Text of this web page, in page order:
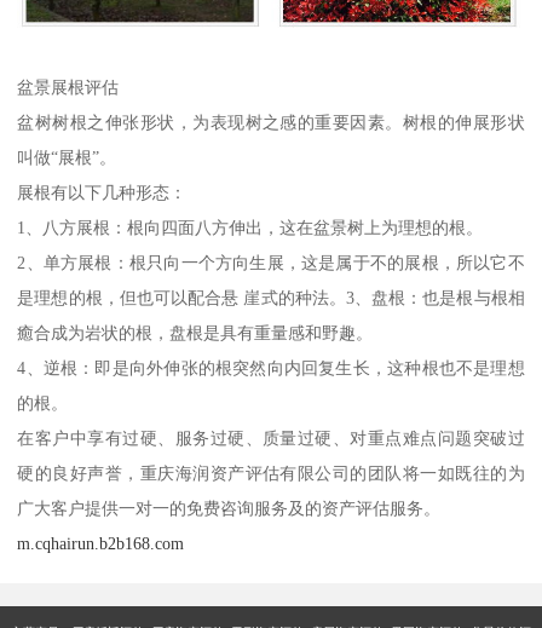
盆景展根评估
盆树树根之伸张形状，为表现树之感的重要因素。树根的伸展形状
叫做“展根”。
展根有以下几种形态：
1、八方展根：根向四面八方伸出，这在盆景树上为理想的根。
2、单方展根：根只向一个方向生展，这是属于不的展根，所以它不
是理想的根，但也可以配合悬 崖式的种法。3、盘根：也是根与根相
癒合成为岩状的根，盘根是具有重量感和野趣。
4、逆根：即是向外伸张的根突然向内回复生长，这种根也不是理想
的根。
在客户中享有过硬、服务过硬、质量过硬、对重点难点问题突破过
硬的良好声誉，重庆海润资产评估有限公司的团队将一如既往的为
广大客户提供一对一的免费咨询服务及的资产评估服务。
m.cqhairun.b2b168.com